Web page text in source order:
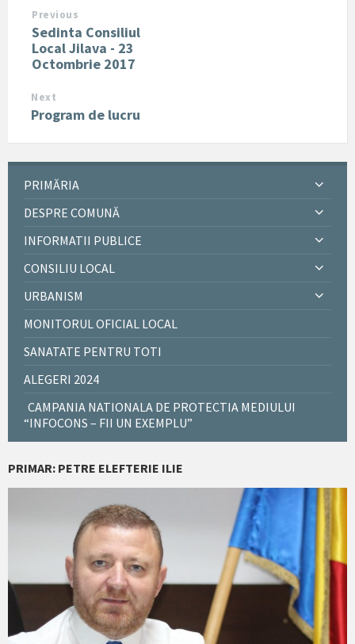
Previous
Sedinta Consiliul
Local Jilava - 23
Octombrie 2017
Next
Program de lucru
PRIMĂRIA
DESPRE COMUNĂ
INFORMATII PUBLICE
CONSILIU LOCAL
URBANISM
MONITORUL OFICIAL LOCAL
SANATATE PENTRU TOTI
ALEGERI 2024
CAMPANIA NATIONALA DE PROTECTIA MEDIULUI
“INFOCONS – FII UN EXEMPLU”
PRIMAR: PETRE ELEFTERIE ILIE